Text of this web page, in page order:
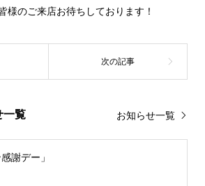
様のご来店お待ちしております！
一覧 お知らせ一覧
謝デー」